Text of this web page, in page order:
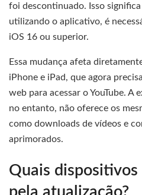
foi descontinuado. Isso
utilizando o aplicativo, é
iOS 16 ou superior.
Essa mudança afeta
iPhone e iPad, que agora
web para acessar o YouTube. A
no entanto, não oferece os
como downloads de vídeos e
aprimorados.
Quais